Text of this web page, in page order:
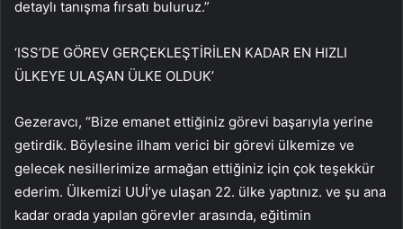
detaylı tanışma fırsatı buluruz.”
‘ISS’DE GÖREV GERÇEKLEŞTİRİLEN KADAR EN HIZLI
ÜLKEYE ULAŞAN ÜLKE OLDUK’
Gezeravcı, “Bize emanet ettiğiniz görevi başarıyla yerine
getirdik. Böylesine ilham verici bir görevi ülkemize ve
gelecek nesillerimize armağan ettiğiniz için çok teşekkür
ederim. Ülkemizi UUİ’ye ulaşan 22. ülke yaptınız. ve şu ana
kadar orada yapılan görevler arasında, eğitimin